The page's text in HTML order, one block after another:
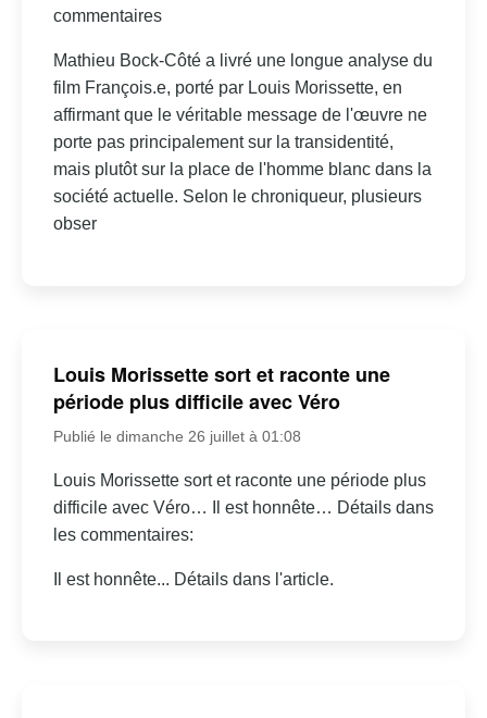
commentaires
Mathieu Bock-Côté a livré une longue analyse du
film François.e, porté par Louis Morissette, en
affirmant que le véritable message de l'œuvre ne
porte pas principalement sur la transidentité,
mais plutôt sur la place de l'homme blanc dans la
société actuelle. Selon le chroniqueur, plusieurs
obser
Louis Morissette sort et raconte une
période plus difficile avec Véro
Publié le dimanche 26 juillet à 01:08
Louis Morissette sort et raconte une période plus
difficile avec Véro… Il est honnête… Détails dans
les commentaires:
Il est honnête... Détails dans l'article.